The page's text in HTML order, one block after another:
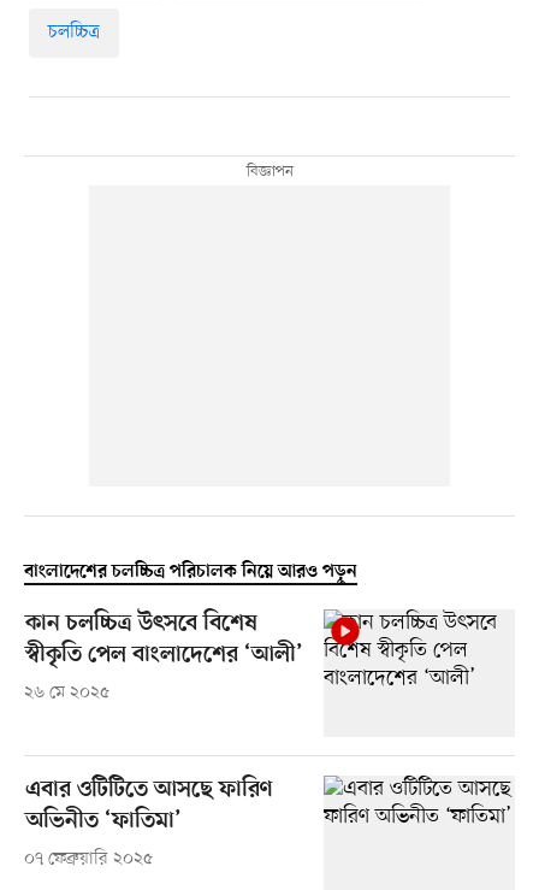
চলচ্চিত্র
বাংলাদেশের চলচ্চিত্র পরিচালক নিয়ে আরও পড়ুন
কান চলচ্চিত্র উৎসবে বিশেষ
স্বীকৃতি পেল বাংলাদেশের ‘আলী’
২৬ মে ২০২৫
এবার ওটিটিতে আসছে ফারিণ
অভিনীত ‘ফাতিমা’
০৭ ফেব্রুয়ারি ২০২৫